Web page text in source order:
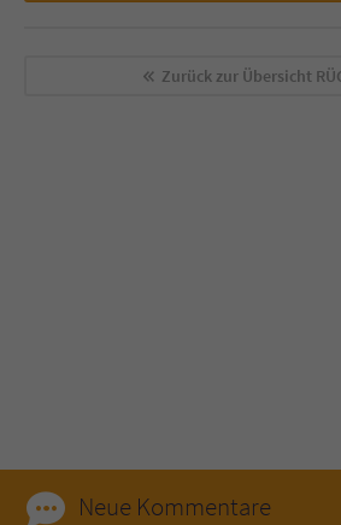
Zurück zur Übersicht
Neue Kommentare